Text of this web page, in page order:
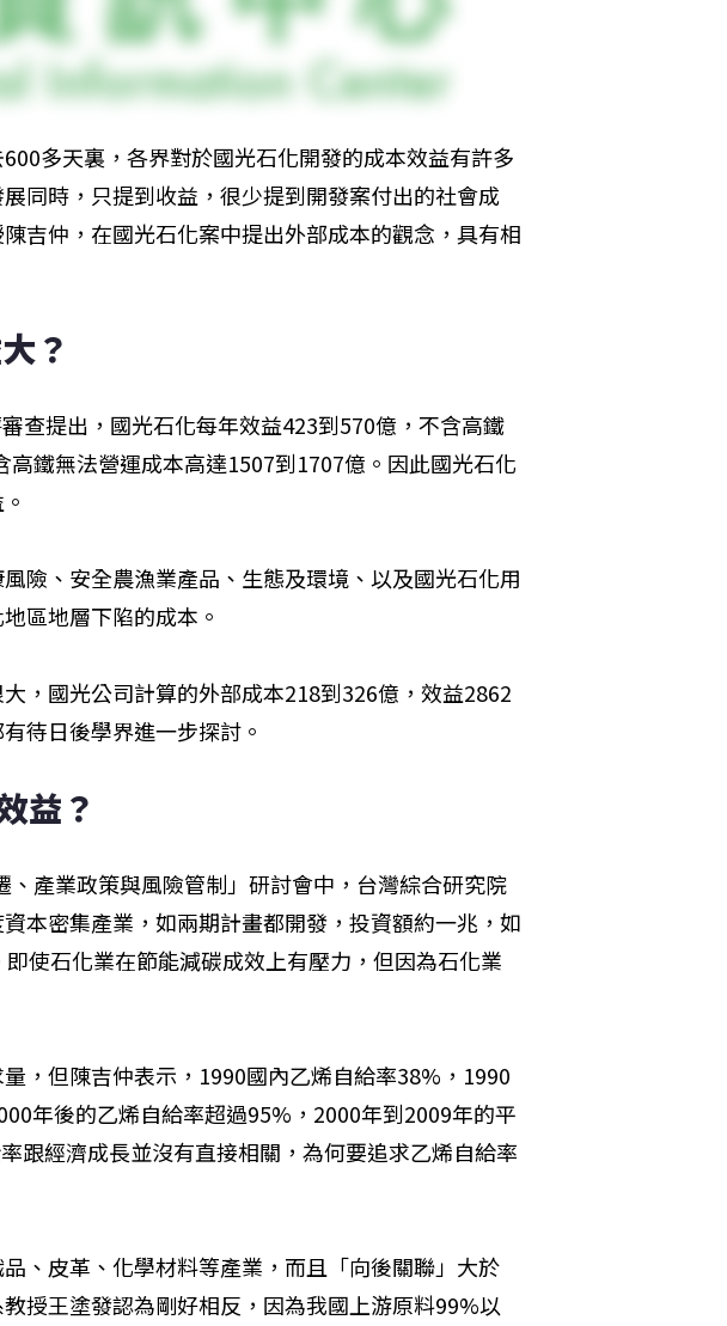
多天裏，各界對於國光石化開發的成本效益有許多
同時，只提到收益，很少提到開發案付出的社會成
吉仲，在國光石化案中提出外部成本的觀念，具有相
？
查提出，國光石化每年效益423到570億，不含高鐵
鐵無法營運成本高達1507到1707億。因此國光石化
險、安全農漁業產品、生態及環境、以及國光石化用
區地層下陷的成本。
，國光公司計算的外部成本218到326億，效益2862
待日後學界進一步探討。
益？
產業政策與風險管制」研討會中，台灣綜合研究院
本密集產業，如兩期計畫都開發，投資額約一兆，如
使石化業在節能減碳成效上有壓力，但因為石化業
，但陳吉仲表示，1990國內乙烯自給率38%，1990
年後的乙烯自給率超過95%，2000年到2009年的平
跟經濟成長並沒有直接相關，為何要追求乙烯自給率
、皮革、化學材料等產業，而且「向後關聯」大於
授王塗發認為剛好相反，因為我國上游原料99%以